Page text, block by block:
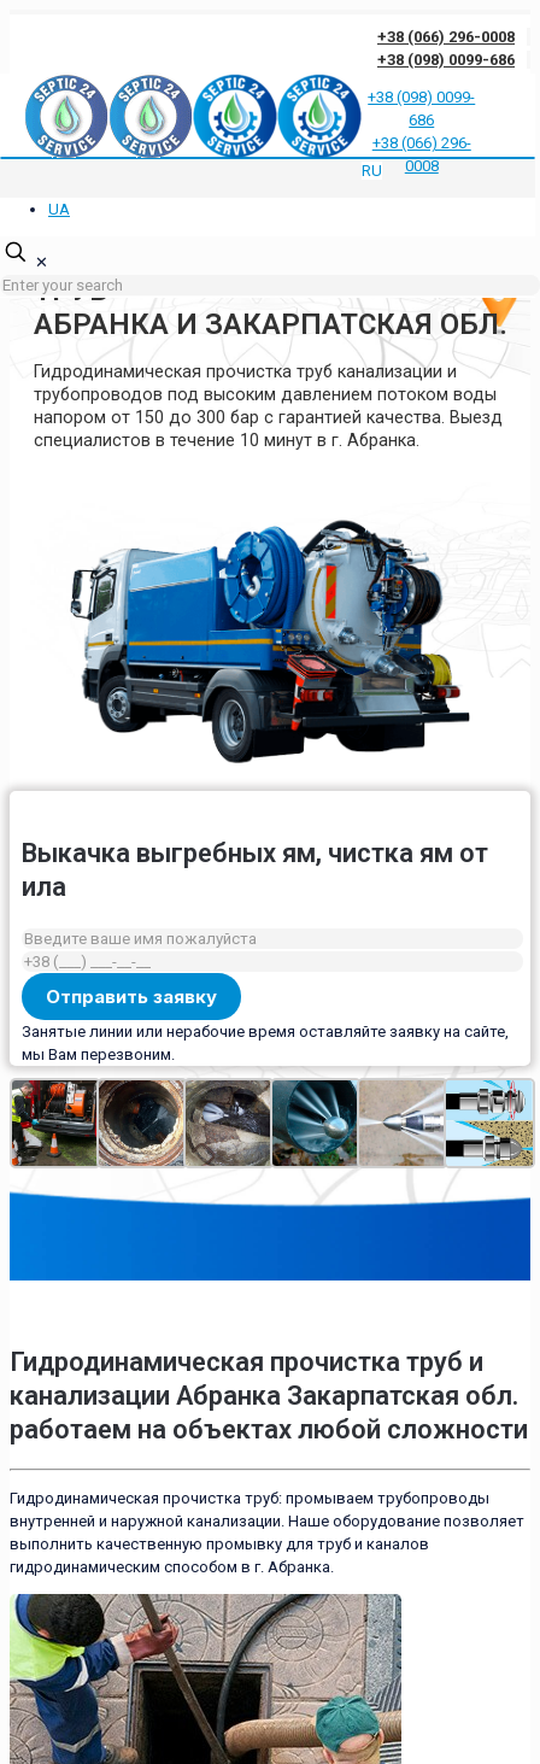
+38 (066) 296-0008
+38 (098) 0099-686
Отзывы клиентов о нас Ответы на частые вопросы Блог
Контакты
Политика конфиденциальности
+38 (098) 0099-
686
+38 (066) 296-
0008
RU
UA
✕
ГИДРОДИНАМИЧЕСКАЯ
ПРОЧИСТКА КАНАЛИЗАЦИИ И
ТРУБ
АБРАНКА И ЗАКАРПАТСКАЯ ОБЛ.
Гидродинамическая прочистка труб канализации и
трубопроводов под высоким давлением потоком воды
напором от 150 до 300 бар с гарантией качества. Выезд
специалистов в течение 10 минут в г. Абранка.
Выкачка выгребных ям, чистка ям от
ила
Занятые линии или нерабочие время оставляйте заявку на сайте,
мы Вам перезвоним.
Гидродинамическая прочистка труб и
канализации Абранка Закарпатская обл.
работаем на объектах любой сложности
Гидродинамическая прочистка труб: промываем трубопроводы
внутренней и наружной канализации. Наше оборудование позволяет
выполнить качественную промывку для труб и каналов
гидродинамическим способом в г. Абранка.